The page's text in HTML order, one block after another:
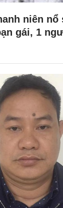
niên nổ
gái, 1